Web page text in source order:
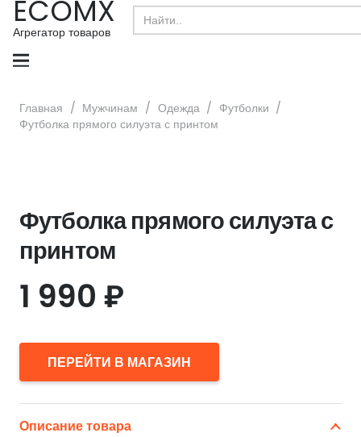
ECOMX
Агрегатор товаров
Search
for:
Главная / Мужчинам / Одежда / Футболки /
Футболка прямого силуэта с принтом
Футболка прямого силуэта с
принтом
1 990 ₽
ПЕРЕЙТИ В МАГАЗИН
Описание товара